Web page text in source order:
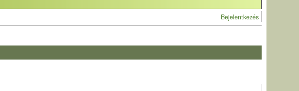
User account
Bejelentkezés